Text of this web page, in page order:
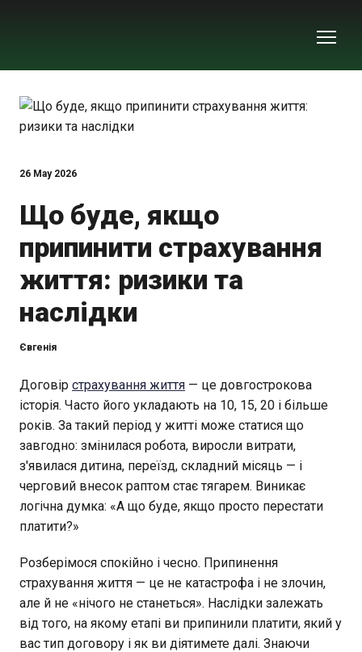
26 May 2026
Що буде, якщо
припинити страхування
життя: ризики та
наслідки
Євгенія
Договір страхування життя — це довгострокова
історія. Часто його укладають на 10, 15, 20 і більше
років. За такий період у житті може статися що
завгодно: змінилася робота, виросли витрати,
з'явилася дитина, переїзд, складний місяць — і
черговий внесок раптом стає тягарем. Виникає
логічна думка: «А що буде, якщо просто перестати
платити?»
Розберімося спокійно і чесно. Припинення
страхування життя — це не катастрофа і не злочин,
але й не «нічого не станеться». Наслідки залежать
від того, на якому етапі ви припинили платити, який у
вас тип договору і як ви діятимете далі. Знаючи